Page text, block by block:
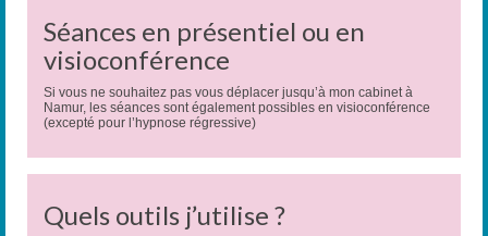
Séances en présentiel ou en
visioconférence
Si vous ne souhaitez pas vous déplacer jusqu’à mon cabinet à
Namur, les séances sont également possibles en visioconférence
(excepté pour l’hypnose régressive)
Quels outils j’utilise ?